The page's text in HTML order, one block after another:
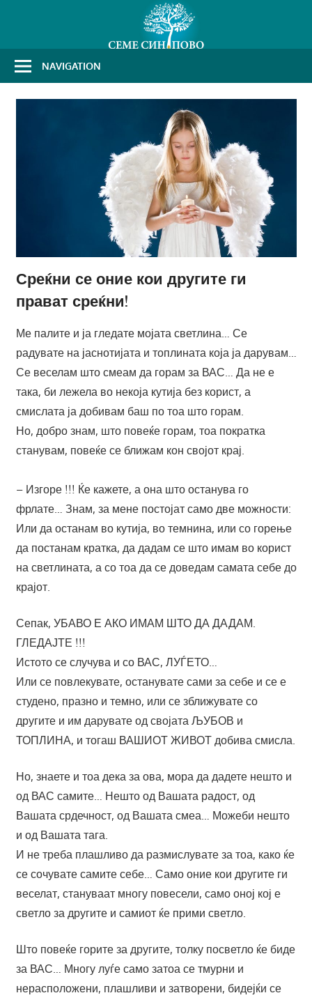
NAVIGATION
Среќни се оние кои другите ги
прават среќни!
Ме палите и ја гледате мојата светлина… Се
радувате на јаснотијата и топлината која ја дарувам…
Се веселам што смеам да горам за ВАС… Да не е
така, би лежела во некоја кутија без корист, а
смислата ја добивам баш по тоа што горам.
Но, добро знам, што повеќе горам, тоа пократка
станувам, повеќе се ближам кон својот крај.
– Изгоре !!! Ќе кажете, а она што останува го
фрлате… Знам, за мене постојат само две можности:
Или да останам во кутија, во темнина, или со горење
да постанам кратка, да дадам се што имам во корист
на светлината, а со тоа да се доведам самата себе до
крајот.
Сепак, УБАВО Е АКО ИМАМ ШТО ДА ДАДАМ.
ГЛЕДАЈТЕ !!!
Истото се случува и со ВАС, ЛУЃЕТО…
Или се повлекувате, останувате сами за себе и се е
студено, празно и темно, или се зближувате со
другите и им дарувате од својата ЉУБОВ и
ТОПЛИНА, и тогаш ВАШИОТ ЖИВОТ добива смисла.
Но, знаете и тоа дека за ова, мора да дадете нешто и
од ВАС самите… Нешто од Вашата радост, од
Вашата срдечност, од Вашата смеа… Можеби нешто
и од Вашата тага.
И не треба плашливо да размислувате за тоа, како ќе
се сочувате самите себе… Само оние кои другите ги
веселат, стануваат многу повесели, само оној кој е
светло за другите и самиот ќе прими светло.
Што повеќе горите за другите, толку посветло ќе биде
за ВАС… Многу луѓе само затоа се тмурни и
нерасположени, плашливи и затворени, бидејќи се